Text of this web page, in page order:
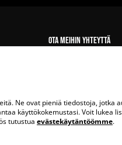
Ota meihin yhteyttä
Ne ovat pieniä tiedostoja, jotka
käyttökokemustasi. Voit lukea
tutustua evästekäytäntöömme.